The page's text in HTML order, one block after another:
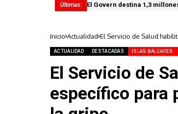
Últimas: El Govern destina 1,3
Inicio Actualidad El Servicio de Salud
ACTUALIDAD DESTACADAS ISLAS BALEARES
El Servicio de
específico para